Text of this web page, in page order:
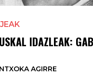
IDAZLEAK:
AGIRRE